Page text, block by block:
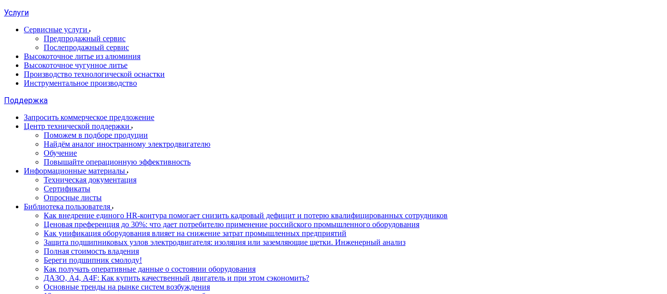
Услуги
Сервисные услуги
Предпродажный сервис
Послепродажный сервис
Высокоточное литье из алюминия
Высокоточное чугунное литье
Производство технологической оснастки
Инструментальное производство
Поддержка
Запросить коммерческое предложение
Центр технической поддержки
Поможем в подборе продуции
Найдём аналог иностранному электродвигателю
Обучение
Повышайте операционную эффективность
Информационные материалы
Техническая документация
Сертификаты
Опросные листы
Библиотека пользователя
Как внедрение единого HR-контура помогает снизить кадровый дефицит и потерю квалифицированных сотрудников
Ценовая преференция до 30%: что дает потребителю применение российского промышленного оборудования
Как унификация оборудования влияет на снижение затрат промышленных предприятий
Защита подшипниковых узлов электродвигателя: изоляция или заземляющие щетки. Инженерный анализ
Полная стоимость владения
Береги подшипник смолоду!
Как получать оперативные данные о состоянии оборудования
ДАЗО, А4, А4F: Как купить качественный двигатель и при этом сэкономить?
Основные тренды на рынке систем возбуждения